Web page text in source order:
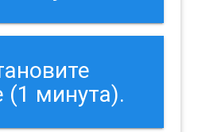
(1 минута).